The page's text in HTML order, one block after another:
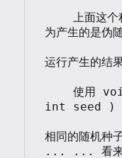
    上面这个程序将生成256个随机数，因
为产生的是伪
运行产生的结
    使用 void srand( unsigned
int seed ) 会
相同的随机种
... ... 看来生